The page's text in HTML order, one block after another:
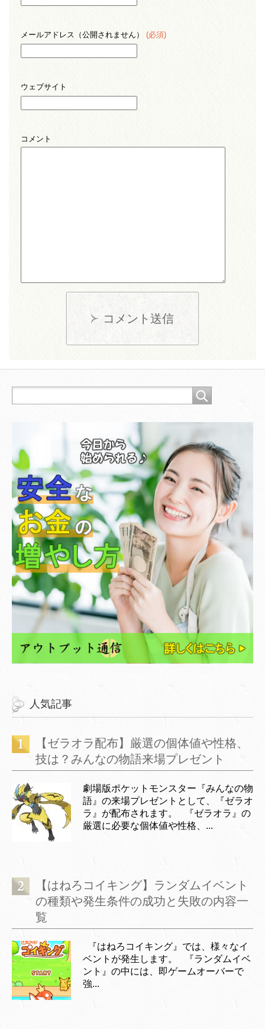
メールアドレス（公開されません） (必須)
ウェブサイト
コメント
コメント送信
人気記事
【ゼラオラ配布】厳選の個体値や性格、
技は？みんなの物語来場プレゼント
劇場版ポケットモンスター『みんなの物
語』の来場プレゼントとして、『ゼラオ
ラ』が配布されます。 『ゼラオラ』の
厳選に必要な個体値や性格、...
【はねろコイキング】ランダムイベント
の種類や発生条件の成功と失敗の内容一
覧
『はねろコイキング』では、様々なイ
ベントが発生します。 『ランダムイベ
ント』の中には、即ゲームオーバーで
強...